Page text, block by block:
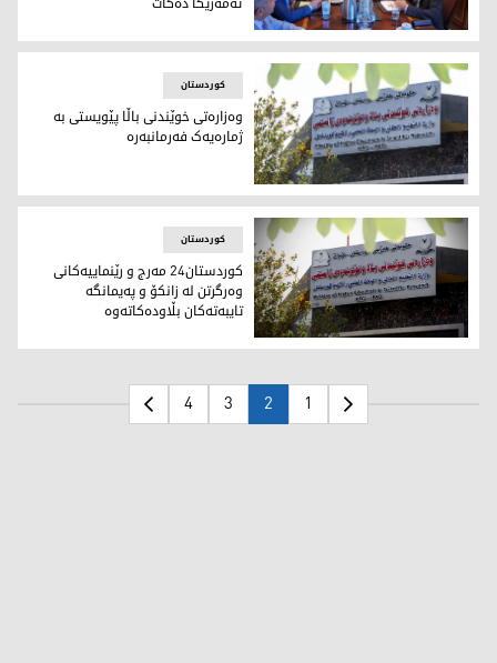
كۆبوونه‌وه‌ی وەزیرى خوێندنى باڵا و و نوێنەری حکومەتی
باڵه‌خانه‌ی وه‌زاره‌تی خوێندنی باڵا و توێژینه‌وه‌ی زانستی
کوردستان
وەزارەتی خوێندنی باڵا پێویستی بە
ژمارەیەک فەرمانبەرە
وەزارەتى خوێندنى باڵا و توێژینەوەى زانستى
کوردستان
كوردستان24 مەرج و رێنماییەکانى
وەرگرتن لە زانکۆ و پەیمانگە
تایبەتەکان بڵاودەکاتەوە
1
2
3
4